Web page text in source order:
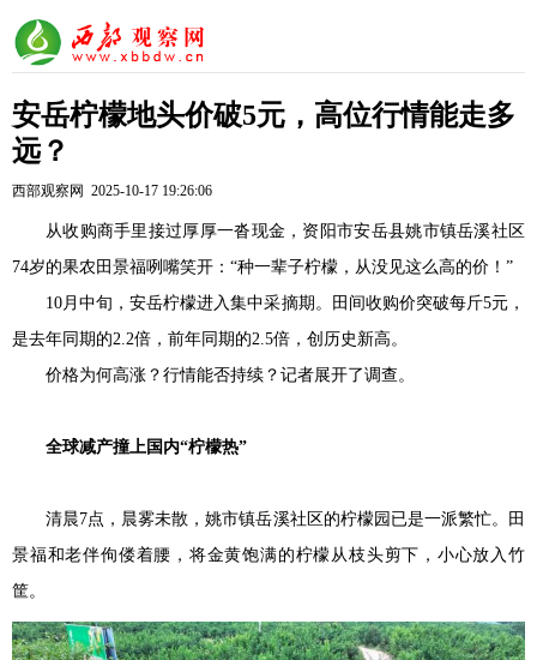
安岳柠檬地头价破5元，高位行情能走多
远？
西部观察网 2025-10-17 19:26:06
从收购商手里接过厚厚一沓现金 ， 资阳市安岳县姚市镇岳溪社区
74岁的果农 田景福咧嘴笑开： “种一辈子柠檬，从没见这么高的价！”
10月中旬，安岳柠檬进入集中采摘期。田间收购价突破每斤5元，
是去年同期的2.2倍，前年同期的2.5倍，创历史新高。
价格为何高涨？行情能否持续？记者展开了调查。
全球减产撞上国内“柠檬热”
清晨7点，晨雾未散，姚市镇岳溪社区的柠檬园已是一派繁忙。田
景福和老伴佝偻着腰，将金黄饱满的柠檬从枝头剪下，小心放入竹
筐。